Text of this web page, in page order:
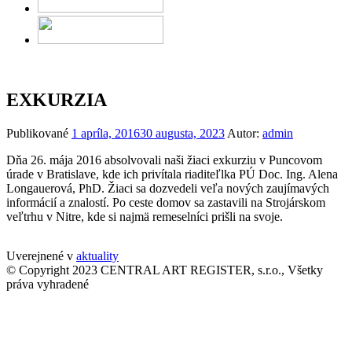
EXKURZIA
Publikované 1 apríla, 201630 augusta, 2023 Autor: admin
Dňa 26. mája 2016 absolvovali naši žiaci exkurziu v Puncovom
úrade v Bratislave, kde ich privítala riaditeľlka PÚ Doc. Ing. Alena
Longauerová, PhD. Žiaci sa dozvedeli veľa nových zaujímavých
informácií a znalostí. Po ceste domov sa zastavili na Strojárskom
veľtrhu v Nitre, kde si najmä remeselníci prišli na svoje.
Uverejnené v aktuality
© Copyright 2023 CENTRAL ART REGISTER, s.r.o., Všetky
práva vyhradené